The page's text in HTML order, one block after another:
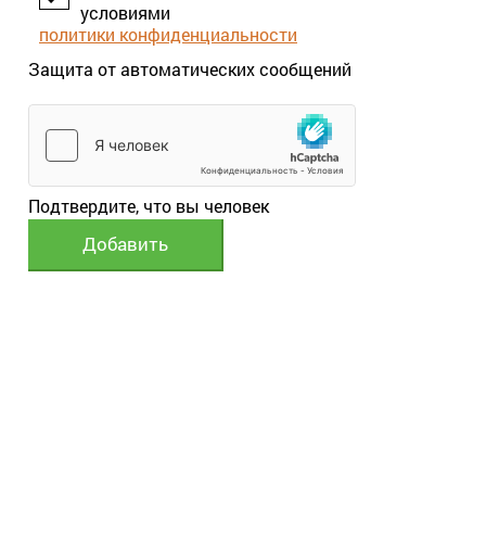
условиями
политики конфиденциальности
Защита от автоматических сообщений
Подтвердите, что вы человек